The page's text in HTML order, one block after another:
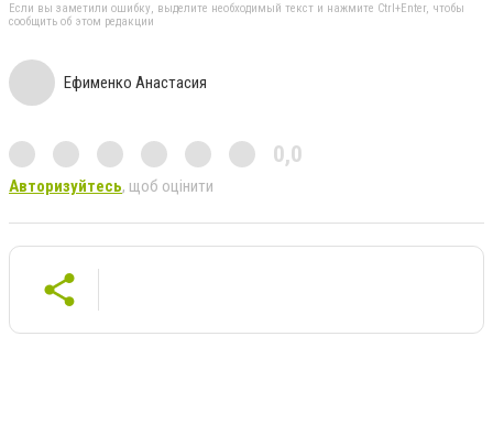
Если вы заметили ошибку, выделите необходимый текст и нажмите Ctrl+Enter, чтобы
сообщить об этом редакции
Ефименко Анастасия
0,0
Авторизуйтесь, щоб оцінити